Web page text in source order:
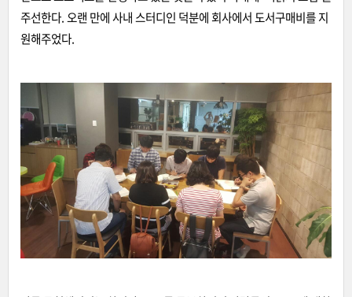
주선한다. 오랜 만에 사내 스터디인 덕분에 회사에서 도서구매비를 지
원해주었다.